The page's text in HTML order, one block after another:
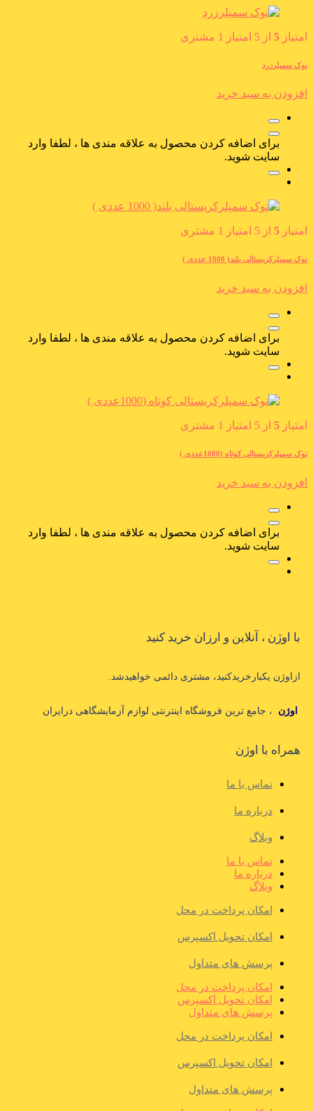
امتیاز 5 از 5 امتیاز 1 مشتری
نوک سمپلرزرد
افزودن به سبد خرید
برای اضافه کردن محصول به علاقه مندی ها ، لطفا وارد
سایت شوید.
امتیاز 5 از 5 امتیاز 1 مشتری
نوک سمپلرکریستالی بلند( 1000 عددی )
افزودن به سبد خرید
برای اضافه کردن محصول به علاقه مندی ها ، لطفا وارد
سایت شوید.
امتیاز 5 از 5 امتیاز 1 مشتری
نوک سمپلرکریستالی کوتاه (1000عددی )
افزودن به سبد خرید
برای اضافه کردن محصول به علاقه مندی ها ، لطفا وارد
سایت شوید.
با اوژن ، آنلاین و ارزان خرید کنید
ازاوژن یکبارخریدکنید، مشتری دائمی خواهیدشد.
اوژن ، جامع ترین فروشگاه اینترنتی لوازم آزمایشگاهی درایران
همراه با اوژن
تماس با ما
درباره ما
وبلاگ
تماس با ما
درباره ما
وبلاگ
امکان پرداخت در محل
امکان تحویل اکسپرس
پرسش های متداول
امکان پرداخت در محل
امکان تحویل اکسپرس
پرسش های متداول
امکان پرداخت در محل
امکان تحویل اکسپرس
پرسش های متداول